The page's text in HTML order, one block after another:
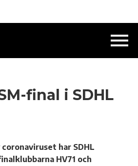
final i SDHL
har SDHL
HV71 och